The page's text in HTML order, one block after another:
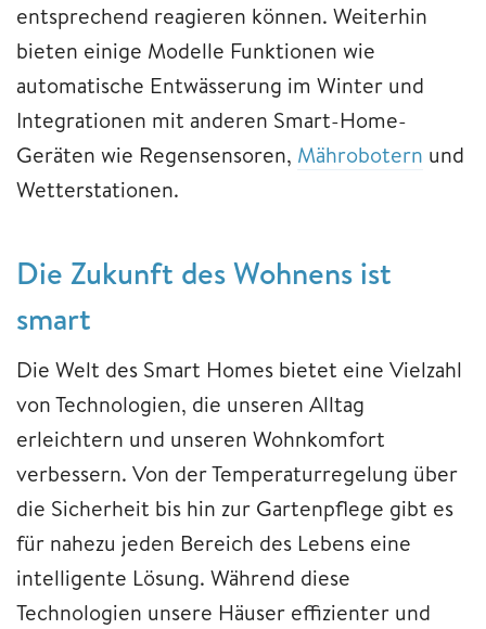
entsprechend reagieren können. Weiterhin
bieten einige Modelle Funktionen wie
automatische Entwässerung im Winter und
Integrationen mit anderen Smart-Home-
Geräten wie Regensensoren, Mährobotern und
Wetterstationen.
Die Zukunft des Wohnens ist
smart
Die Welt des Smart Homes bietet eine Vielzahl
von Technologien, die unseren Alltag
erleichtern und unseren Wohnkomfort
verbessern. Von der Temperaturregelung über
die Sicherheit bis hin zur Gartenpflege gibt es
für nahezu jeden Bereich des Lebens eine
intelligente Lösung. Während diese
Technologien unsere Häuser effizienter und